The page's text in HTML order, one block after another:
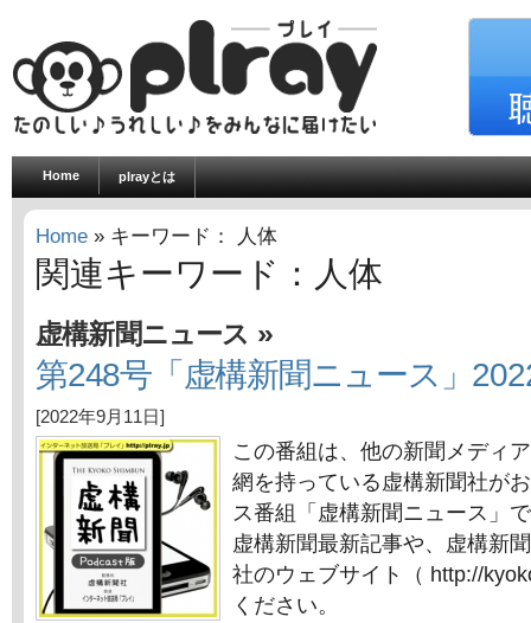
Home plrayとは
Home » キーワード： 人体
関連キーワード：人体
虚構新聞ニュース »
第248号「虚構新聞ニュース」
[2022年9月11日]
この番組は、他の新聞メディ
網を持っている虚構新聞社が
ス番組「虚構新聞ニュース」
虚構新聞最新記事や、虚構新
社のウェブサイト（ http://
ください。